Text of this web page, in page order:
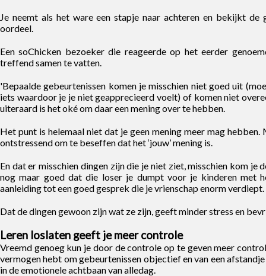
Je neemt als het ware een stapje naar achteren en bekijkt
oordeel.
Een soChicken bezoeker die reageerde op het eerder
treffend samen te vatten.
'Bepaalde gebeurtenissen komen je misschien niet goed uit
iets waardoor je je niet geapprecieerd voelt) of komen niet
uiteraard is het oké om daar een mening over te hebben.
Het punt is helemaal niet dat je geen mening meer mag
ontstressend om te beseffen dat het ‘jouw’ mening is.
En dat er misschien dingen zijn die je niet ziet, misschien kom je
nog maar goed dat die loser je dumpt voor je kinderen met
aanleiding tot een goed gesprek die je vrienschap enorm verdiept.
Dat de dingen gewoon zijn wat ze zijn, geeft minder stress en
Leren loslaten geeft je meer controle
Vreemd genoeg kun je door de controle op te geven meer
vermogen hebt om gebeurtenissen objectief en van een
in de emotionele achtbaan van alledag.